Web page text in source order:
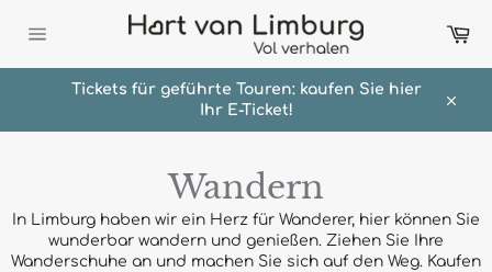
zum
Tickets für geführte Touren: kaufen Sie hier
Ihr E-Ticket!
Wandern
In Limburg haben wir ein Herz für Wanderer, hier können Sie
wunderbar wandern und genießen. Ziehen Sie Ihre
Wanderschuhe an und machen Sie sich auf den Weg. Kaufen